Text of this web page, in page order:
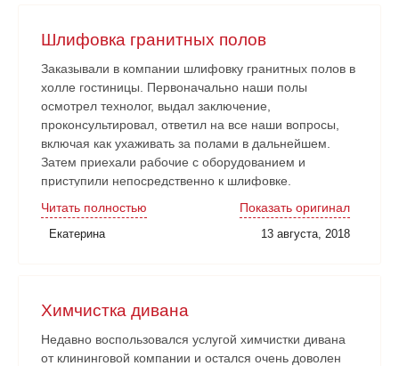
Шлифовка гранитных полов
Заказывали в компании шлифовку гранитных полов в
холле гостиницы. Первоначально наши полы
осмотрел технолог, выдал заключение,
проконсультировал, ответил на все наши вопросы,
включая как ухаживать за полами в дальнейшем.
Затем приехали рабочие с оборудованием и
приступили непосредственно к шлифовке.
наши замечания и пожелания учитывали. Работа
сдана в срок. Очень довольны!
Читать полностью Показать оригинал
Екатерина 13 августа, 2018
Химчистка дивана
Недавно воспользовался услугой химчистки дивана
от клининговой компании и остался очень доволен